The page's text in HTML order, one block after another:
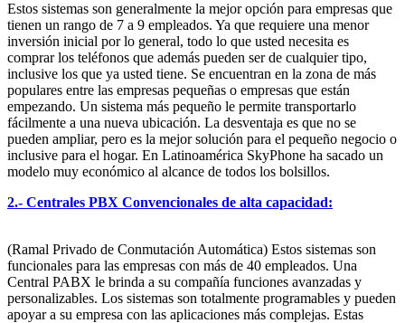
Estos sistemas son generalmente la mejor opción para empresas que
tienen un rango de 7 a 9 empleados. Ya que requiere una menor
inversión inicial por lo general, todo lo que usted necesita es
comprar los teléfonos que además pueden ser de cualquier tipo,
inclusive los que ya usted tiene. Se encuentran en la zona de más
populares entre las empresas pequeñas o empresas que están
empezando. Un sistema más pequeño le permite transportarlo
fácilmente a una nueva ubicación. La desventaja es que no se
pueden ampliar, pero es la mejor solución para el pequeño negocio o
inclusive para el hogar. En Latinoamérica SkyPhone ha sacado un
modelo muy económico al alcance de todos los bolsillos.
2.- Centrales PBX Convencionales de alta capacidad:
(Ramal Privado de Conmutación Automática) Estos sistemas son
funcionales para las empresas con más de 40 empleados. Una
Central PABX le brinda a su compañía funciones avanzadas y
personalizables. Los sistemas son totalmente programables y pueden
apoyar a su empresa con las aplicaciones más complejas. Estas